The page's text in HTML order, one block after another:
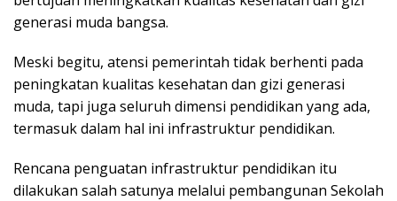
generasi muda bangsa.
Meski begitu, atensi pemerintah tidak berhenti pada
peningkatan kualitas kesehatan dan gizi generasi
muda, tapi juga seluruh dimensi pendidikan yang ada,
termasuk dalam hal ini infrastruktur pendidikan.
Rencana penguatan infrastruktur pendidikan itu
dilakukan salah satunya melalui pembangunan Sekolah